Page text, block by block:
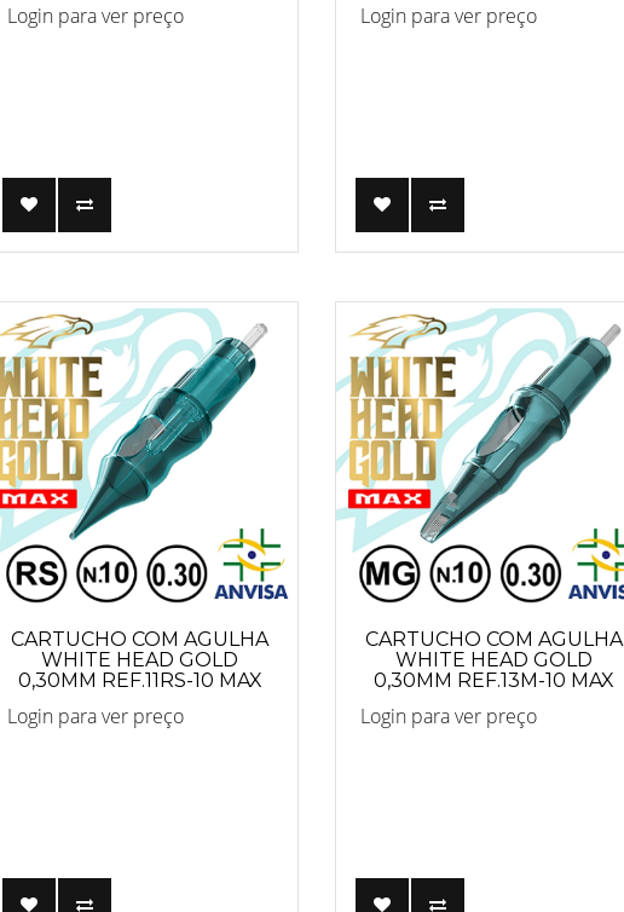
Login para ver preço Login para ver preço
CARTUCHO COM AGULHA
WHITE HEAD GOLD
0,30MM REF.11RS-10 MAX
Login para ver preço
CARTUCHO COM AGULHA
WHITE HEAD GOLD
0,30MM REF.13M-10 MAX
Login para ver preço